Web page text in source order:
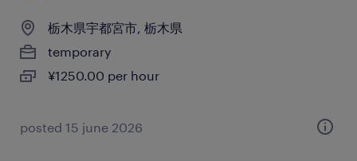
栃木県宇都宮市, 栃木県
temporary
¥1250.00 per hour
posted 15 june 2026